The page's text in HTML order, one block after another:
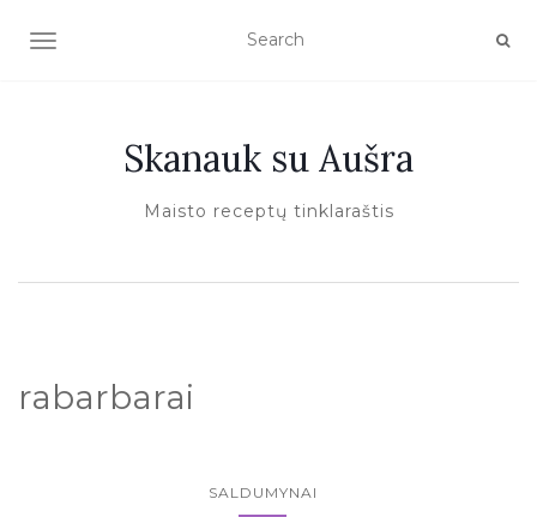
TOGGLE NAVIGATION
Skanauk su Aušra
Maisto receptų tinklaraštis
rabarbarai
SALDUMYNAI